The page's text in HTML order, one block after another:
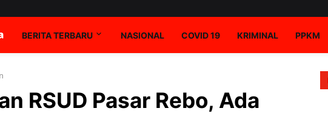
BERITA TERBARU NASIONAL COVID 19 KRIMINAL PPKM
RSUD Pasar Rebo, Ada